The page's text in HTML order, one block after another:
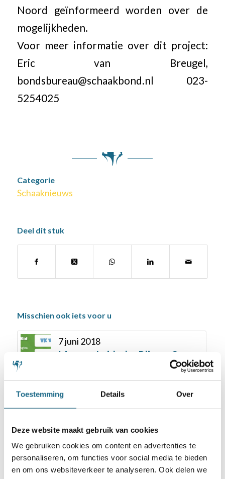
Toestemming Details Over
Deze website maakt gebruik van cookies
We gebruiken cookies om content en advertenties te
personaliseren, om functies voor social media te bieden
en om ons websiteverkeer te analyseren. Ook delen we
Noord geïnformeerd worden over de
mogelijkheden.
Voor meer informatie over dit project:
Eric van Breugel,
bondsbureau@schaakbond.nl 023-
5254025
Categorie
Schaaknieuws
Deel dit stuk
Misschien ook iets voor u
7 juni 2018
Magnus Leidsche Rijn en Op
Eigen Wieken ook naar finale
Chesskid NK viertallen
7 juli 2018
Kampioen Schaken
23 oktober 2017
Torenbekertjes en bitterballen